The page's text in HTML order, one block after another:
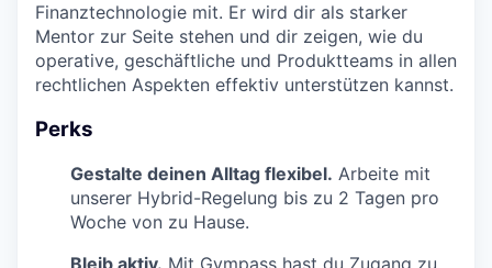
Finanztechnologie mit. Er wird dir als starker
Mentor zur Seite stehen und dir zeigen, wie du
operative, geschäftliche und Produktteams in allen
rechtlichen Aspekten effektiv unterstützen kannst.
Perks
Gestalte deinen Alltag flexibel. Arbeite mit
unserer Hybrid-Regelung bis zu 2 Tagen pro
Woche von zu Hause.